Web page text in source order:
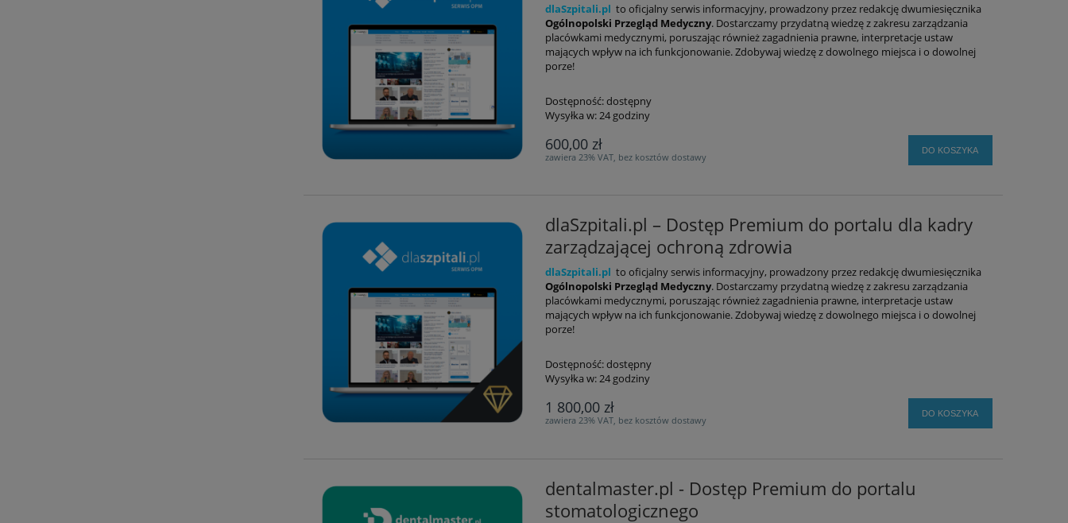
dlaSzpitali.pl to oficjalny serwis informacyjny, prowadzony przez redakcję dwumiesięcznika
Ogólnopolski Przegląd Medyczny. Dostarczamy przydatną wiedzę z zakresu zarządzania
placówkami medycznymi, poruszając również zagadnienia prawne, interpretacje ustaw
mających wpływ na ich funkcjonowanie. Zdobywaj wiedzę z dowolnego miejsca i o dowolnej
porze!
Dostępność:dostępny
Wysyłka w:24 godziny
600,00 zł
zawiera 23% VAT, bez kosztów dostawy
DO KOSZYKA
dlaSzpitali.pl – Dostęp Premium do portalu dla kadry
zarządzającej ochroną zdrowia
dlaSzpitali.pl to oficjalny serwis informacyjny, prowadzony przez redakcję dwumiesięcznika
Ogólnopolski Przegląd Medyczny. Dostarczamy przydatną wiedzę z zakresu zarządzania
placówkami medycznymi, poruszając również zagadnienia prawne, interpretacje ustaw
mających wpływ na ich funkcjonowanie. Zdobywaj wiedzę z dowolnego miejsca i o dowolnej
porze!
Dostępność:dostępny
Wysyłka w:24 godziny
1 800,00 zł
zawiera 23% VAT, bez kosztów dostawy
DO KOSZYKA
dentalmaster.pl - Dostęp Premium do portalu
stomatologicznego